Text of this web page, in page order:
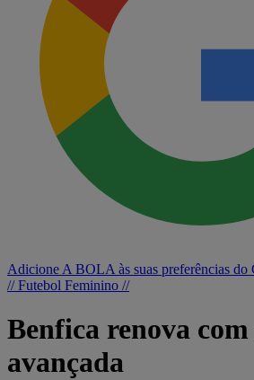
Adicione A BOLA às suas preferências do
// Futebol Feminino //
Benfica renova
avançada